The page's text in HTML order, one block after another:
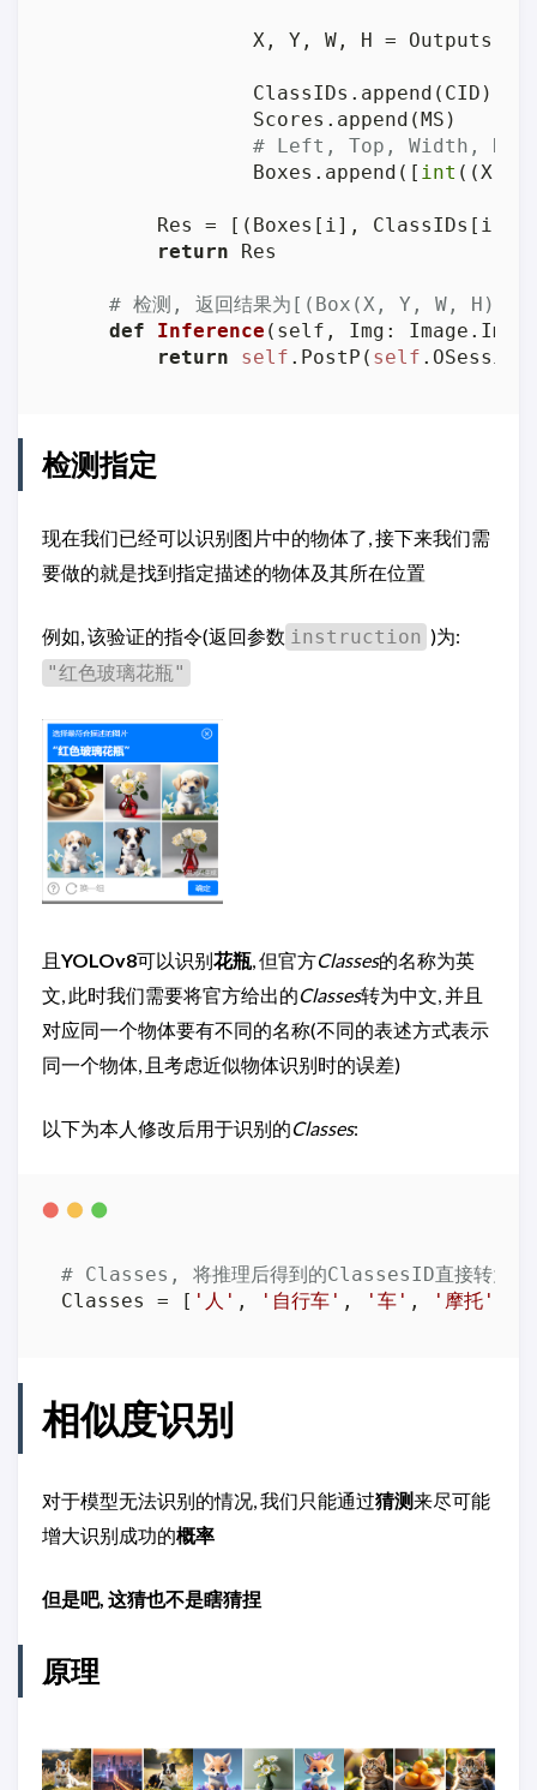
X, Y, W, H =
                ClassIDs.append(CID)
                Scores.append(MS)
# Left, Top, Width,
                Boxes.append([
int ((X -
Res = [(Boxes[i], ClassIDs[i],
return Res
# 检测, 返回结果为[(Box(X, Y, W,
def
Inference ( self, Img:
return
self .PostP( self
检测指定
现在我们已经可以识别图片中的物体了, 接下来我们需
要做的就是找到指定描述的物体及其所在位置
例如, 该验证的指令(返回参数 instruction )为:
"红色玻璃花瓶"
且 YOLOv8可以识别花瓶 , 但官方Classes的名称为英
文, 此时我们需要将官方给出的Classes转为中文, 并且
对应同一个物体要有不同的名称(不同的表述方式表示
同一个物体, 且考虑近似物体识别时的误差)
以下为本人修改后用于识别的Classes:
# Classes, 将推理后得到的ClassesID直接转为下
Classes = [ '人' , '自行车' , '车' , '摩托'
相似度识别
对于模型无法识别的情况, 我们只能通过猜测来尽可能
增大识别成功的概率
但是吧, 这猜也不是瞎猜捏
原理